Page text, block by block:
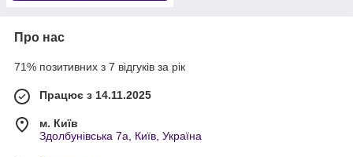
Про нас
71% позитивних з 7 відгуків за рік
Працює з 14.11.2025
м. Київ
Здолбунівська 7а, Київ, Україна